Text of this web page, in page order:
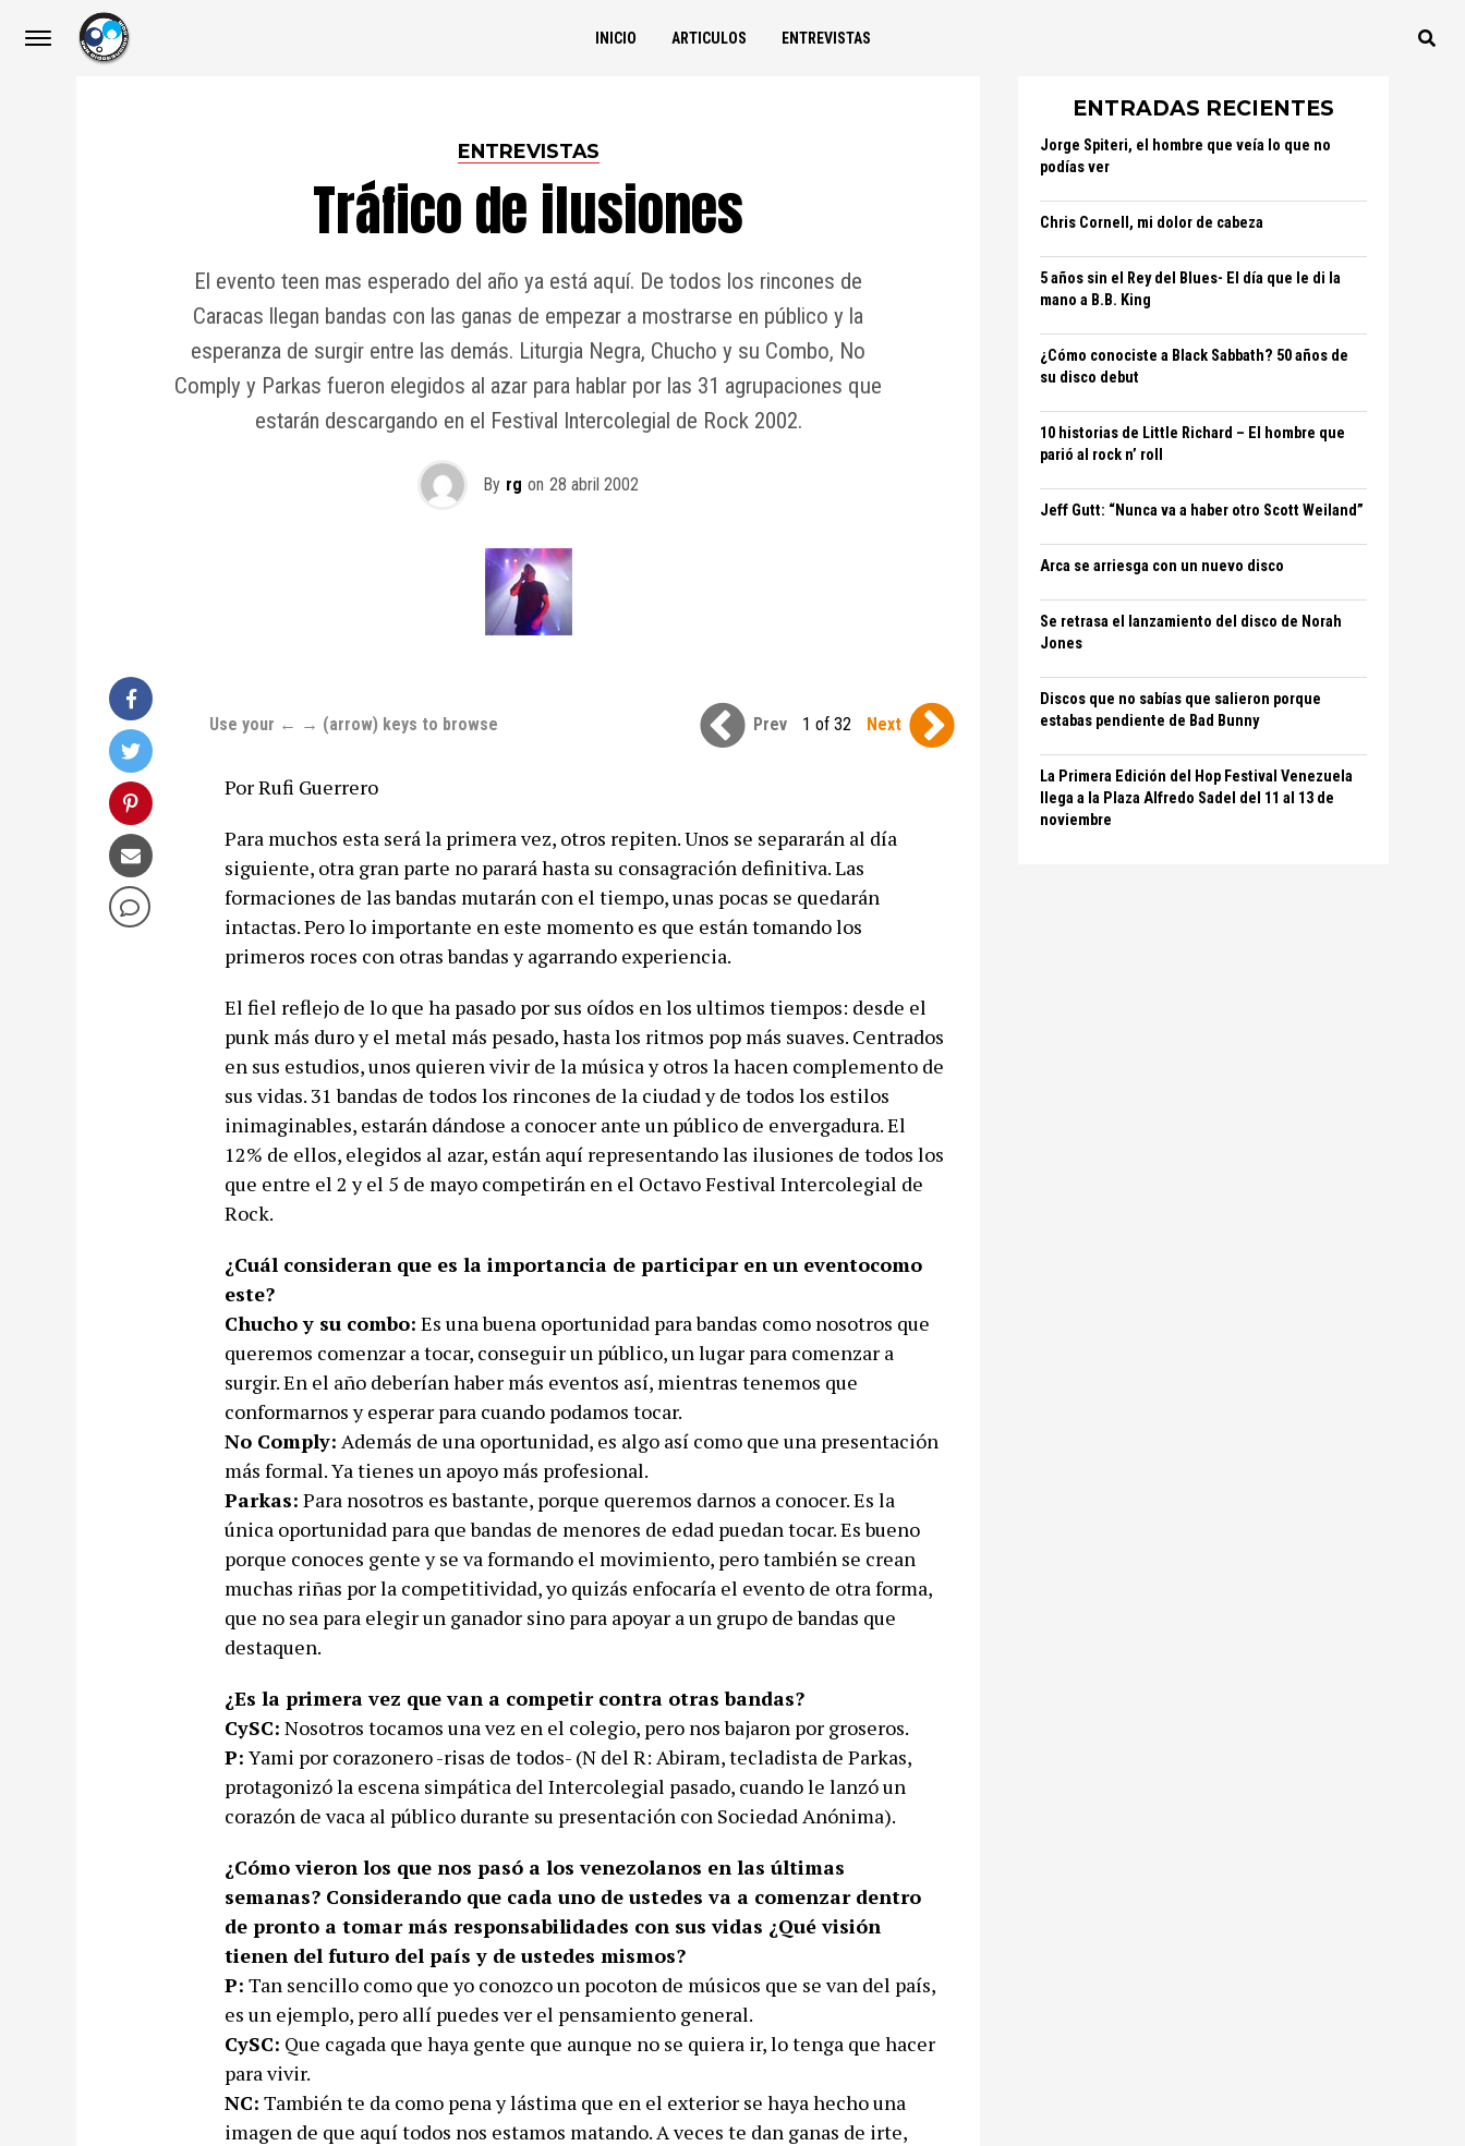
INICIO ARTICULOS ENTREVISTAS
ENTREVISTAS
Tráfico de ilusiones
El evento teen mas esperado del año ya está aquí. De todos los rincones de
Caracas llegan bandas con las ganas de empezar a mostrarse en público y la
esperanza de surgir entre las demás. Liturgia Negra, Chucho y su Combo, No
Comply y Parkas fueron elegidos al azar para hablar por las 31 agrupaciones que
estarán descargando en el Festival Intercolegial de Rock 2002.
By rg on 28 abril 2002
Prev 1 of 32 Next
Use your ← → (arrow) keys to browse
Por Rufi Guerrero
Para muchos esta será la primera vez, otros repiten. Unos se separarán al día
siguiente, otra gran parte no parará hasta su consagración definitiva. Las
formaciones de las bandas mutarán con el tiempo, unas pocas se quedarán
intactas. Pero lo importante en este momento es que están tomando los
primeros roces con otras bandas y agarrando experiencia.
El fiel reflejo de lo que ha pasado por sus oídos en los ultimos tiempos: desde el
punk más duro y el metal más pesado, hasta los ritmos pop más suaves. Centrados
en sus estudios, unos quieren vivir de la música y otros la hacen complemento de
sus vidas. 31 bandas de todos los rincones de la ciudad y de todos los estilos
inimaginables, estarán dándose a conocer ante un público de envergadura. El
12% de ellos, elegidos al azar, están aquí representando las ilusiones de todos los
que entre el 2 y el 5 de mayo competirán en el Octavo Festival Intercolegial de
Rock.
¿Cuál consideran que es la importancia de participar en un eventocomo
este?
Chucho y su combo: Es una buena oportunidad para bandas como nosotros que
queremos comenzar a tocar, conseguir un público, un lugar para comenzar a
surgir. En el año deberían haber más eventos así, mientras tenemos que
conformarnos y esperar para cuando podamos tocar.
No Comply: Además de una oportunidad, es algo así como que una presentación
más formal. Ya tienes un apoyo más profesional.
Parkas: Para nosotros es bastante, porque queremos darnos a conocer. Es la
única oportunidad para que bandas de menores de edad puedan tocar. Es bueno
porque conoces gente y se va formando el movimiento, pero también se crean
muchas riñas por la competitividad, yo quizás enfocaría el evento de otra forma,
que no sea para elegir un ganador sino para apoyar a un grupo de bandas que
destaquen.
¿Es la primera vez que van a competir contra otras bandas?
CySC: Nosotros tocamos una vez en el colegio, pero nos bajaron por groseros.
P: Yami por corazonero -risas de todos- (N del R: Abiram, tecladista de Parkas,
protagonizó la escena simpática del Intercolegial pasado, cuando le lanzó un
corazón de vaca al público durante su presentación con Sociedad Anónima).
¿Cómo vieron los que nos pasó a los venezolanos en las últimas
semanas? Considerando que cada uno de ustedes va a comenzar dentro
de pronto a tomar más responsabilidades con sus vidas ¿Qué visión
tienen del futuro del país y de ustedes mismos?
P: Tan sencillo como que yo conozco un pocoton de músicos que se van del país,
es un ejemplo, pero allí puedes ver el pensamiento general.
CySC: Que cagada que haya gente que aunque no se quiera ir, lo tenga que hacer
para vivir.
NC: También te da como pena y lástima que en el exterior se haya hecho una
imagen de que aquí todos nos estamos matando. A veces te dan ganas de irte,
ENTRADAS RECIENTES
Jorge Spiteri, el hombre que veía lo que no
podías ver
Chris Cornell, mi dolor de cabeza
5 años sin el Rey del Blues- El día que le di la
mano a B.B. King
¿Cómo conociste a Black Sabbath? 50 años de
su disco debut
10 historias de Little Richard – El hombre que
parió al rock n’ roll
Jeff Gutt: “Nunca va a haber otro Scott Weiland”
Arca se arriesga con un nuevo disco
Se retrasa el lanzamiento del disco de Norah
Jones
Discos que no sabías que salieron porque
estabas pendiente de Bad Bunny
La Primera Edición del Hop Festival Venezuela
llega a la Plaza Alfredo Sadel del 11 al 13 de
noviembre